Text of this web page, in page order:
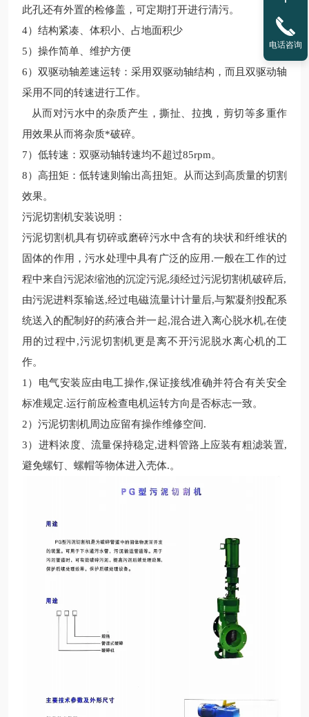
此孔还有外置的检修盖，可定期打开进行清污。
4）结构紧凑、体积小、占地面积少
5）操作简单、维护方便
6）双驱动轴差速运转：采用双驱动轴结构，而且双驱动轴
采用不同的转速进行工作。
从而对污水中的杂质产生，撕扯、拉拽，剪切等多重作
用效果从而将杂质*破碎。
7）低转速：双驱动轴转速均不超过85rpm。
8）高扭矩：低转速则输出高扭矩。从而达到高质量的切割
效果。
污泥切割机安装说明：
污泥切割机具有切碎或磨碎污水中含有的块状和纤维状的
固体的作用，污水处理中具有广泛的应用 .一般在工作的过
程中来自污泥浓缩池的沉淀污泥,须经过污泥切割机破碎后,
由污泥进料泵输送,经过电磁流量计计量后,与絮凝剂投配系
统送入的配制好的药液合并一起,混合进入离心脱水机,在使
用的过程中 ,污泥切割机更是离不开污泥脱水离心机的工
作。
1 ）电气安装应由电工操作,保证接线准确并符合有关安全
标准规定.运行前应检查电机运转方向是否标志一致。
2）污泥切割机周边应留有操作维修空间.
3）进料浓度、流量保持稳定,进料管路上应装有粗滤装置,
避免螺钉、螺帽等物体进入壳体.。
电话咨询